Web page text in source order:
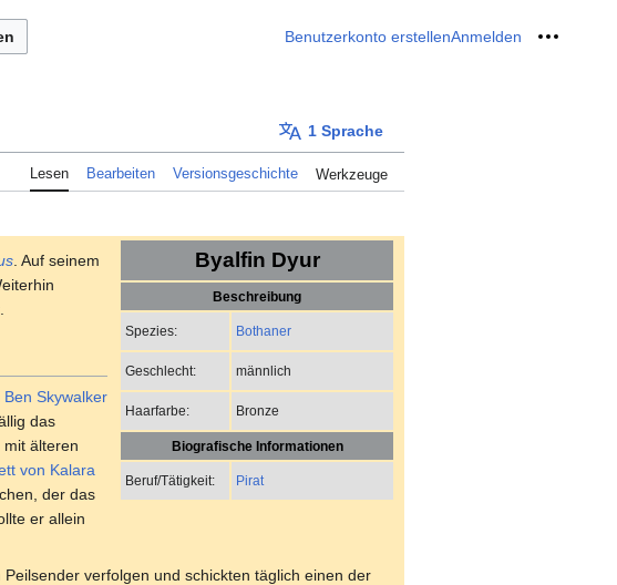
Benutzerkonto erstellenAnmelden Meine
1 Sprache
Lesen Bearbeiten Versionsgeschichte Werkzeuge
Byalfin Dyur
Beschreibung
Spezies: Bothaner
Geschlecht: männlich
Haarfarbe: Bronze
Biografische Informationen
Beruf/Tätigkeit: Pirat
. Auf seinem
Ben Skywalker
das
älteren
von Kalara
der das
er allein
verfolgen und schickten täglich einen der